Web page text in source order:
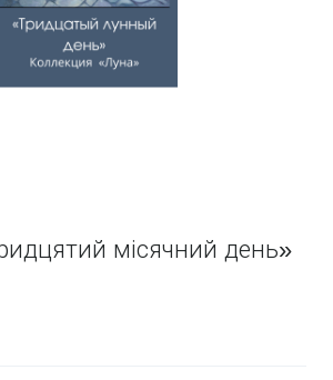
місячний день»